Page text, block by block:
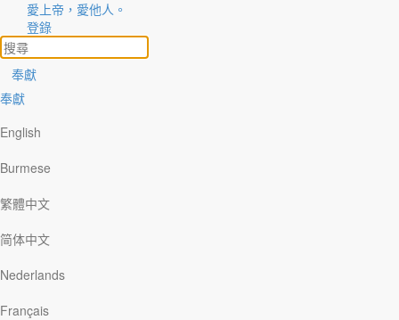
愛上帝，愛他人。
登錄
奉獻
奉獻
English
Burmese
繁體中文
简体中文
Nederlands
Français
上帝的作為
題
的故事/文章
在推特中分享
sorry, the page you‘re looking for does not exist. Return to
.
Our Daily Bread Ministries
PO Box 2222